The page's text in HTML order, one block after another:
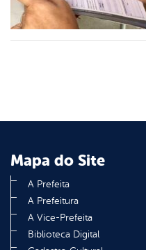
Mapa do Site
A Prefeita
A Prefeitura
A Vice-Prefeita
Biblioteca Digital